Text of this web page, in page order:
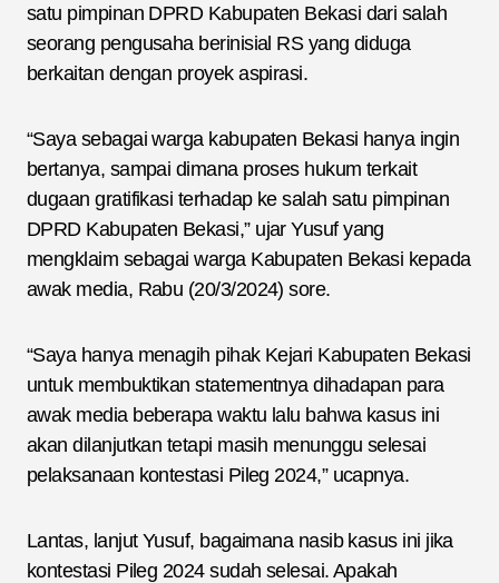
satu pimpinan DPRD Kabupaten Bekasi dari salah
seorang pengusaha berinisial RS yang diduga
berkaitan dengan proyek aspirasi.
“Saya sebagai warga kabupaten Bekasi hanya ingin
bertanya, sampai dimana proses hukum terkait
dugaan gratifikasi terhadap ke salah satu pimpinan
DPRD Kabupaten Bekasi,” ujar Yusuf yang
mengklaim sebagai warga Kabupaten Bekasi kepada
awak media, Rabu (20/3/2024) sore.
“Saya hanya menagih pihak Kejari Kabupaten Bekasi
untuk membuktikan statementnya dihadapan para
awak media beberapa waktu lalu bahwa kasus ini
akan dilanjutkan tetapi masih menunggu selesai
pelaksanaan kontestasi Pileg 2024,” ucapnya.
Lantas, lanjut Yusuf, bagaimana nasib kasus ini jika
kontestasi Pileg 2024 sudah selesai. Apakah